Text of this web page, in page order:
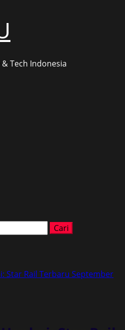
Tech Indonesia
Star Rail Terbaru September